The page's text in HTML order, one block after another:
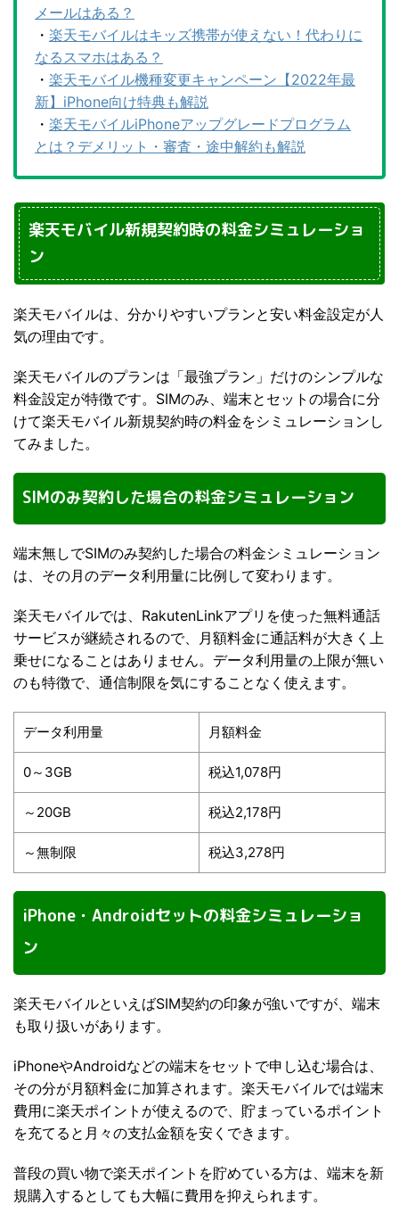
メールはある？
・ 楽天モバイルはキッズ携帯が使えない！代わりに
なるスマホはある？
・ 楽天モバイル機種変更キャンペーン【2022年最
新】iPhone向け特典も解説
・ 楽天モバイルiPhoneアップグレードプログラム
とは？デメリット・審査・途中解約も解説
楽天モバイル新規契約時の料金シミュレーショ
ン
楽天モバイルは、分かりやすいプランと安い料金設定が人
気の理由です。
楽天モバイルのプランは「最強プラン」だけのシンプルな
料金設定が特徴です。SIMのみ、端末とセットの場合に分
けて楽天モバイル新規契約時の料金をシミュレーションし
てみました。
SIMのみ契約した場合の料金シミュレーション
端末無しでSIMのみ契約した場合の料金シミュレーション
は、その月のデータ利用量に比例して変わります。
楽天モバイルでは、RakutenLinkアプリを使った無料通話
サービスが継続されるので、月額料金に通話料が大きく上
乗せになることはありません。データ利用量の上限が無い
のも特徴で、通信制限を気にすることなく使えます。
データ利用量 月額料金
0～3GB 税込1,078円
～20GB 税込2,178円
～無制限 税込3,278円
iPhone・Androidセットの料金シミュレーショ
ン
楽天モバイルといえばSIM契約の印象が強いですが、端末
も取り扱いがあります。
iPhoneやAndroidなどの端末をセットで申し込む場合は、
その分が月額料金に加算されます。楽天モバイルでは端末
費用に楽天ポイントが使えるので、貯まっているポイント
を充てると月々の支払金額を安くできます。
普段の買い物で楽天ポイントを貯めている方は、端末を新
規購入するとしても大幅に費用を抑えられます。